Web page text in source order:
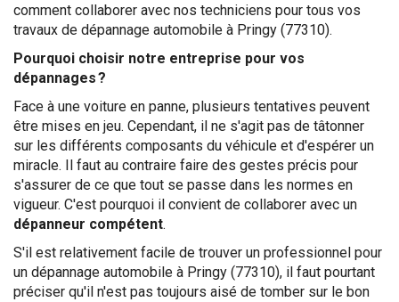
comment collaborer avec nos techniciens pour tous vos
travaux de dépannage automobile à Pringy (77310).
Pourquoi choisir notre entreprise pour vos
dépannages ?
Face à une voiture en panne, plusieurs tentatives peuvent
être mises en jeu. Cependant, il ne s'agit pas de tâtonner
sur les différents composants du véhicule et d'espérer un
miracle. Il faut au contraire faire des gestes précis pour
s'assurer de ce que tout se passe dans les normes en
vigueur. C'est pourquoi il convient de collaborer avec un
dépanneur compétent.
S'il est relativement facile de trouver un professionnel pour
un dépannage automobile à Pringy (77310), il faut pourtant
préciser qu'il n'est pas toujours aisé de tomber sur le bon